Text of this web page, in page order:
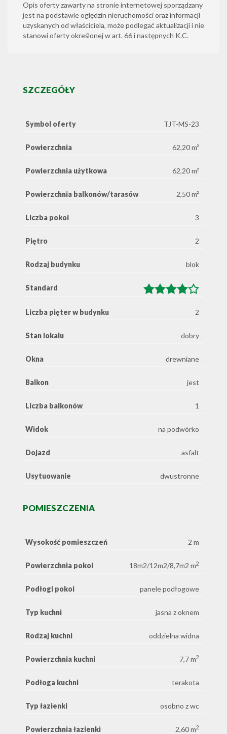
Opis oferty zawarty na stronie internetowej sporządzany
jest na podstawie oględzin nieruchomości oraz informacji
uzyskanych od właściciela, może podlegać aktualizacji i nie
stanowi oferty określonej w art. 66 i następnych K.C.
SZCZEGÓŁY
Symbol oferty TJT-MS-23
Powierzchnia 62,20 m²
Powierzchnia użytkowa 62,20 m²
Powierzchnia balkonów/tarasów 2,50 m²
Liczba pokoi 3
Piętro 2
Rodzaj budynku blok
Standard
Liczba pięter w budynku 2
Stan lokalu dobry
Okna drewniane
Balkon jest
Liczba balkonów 1
Widok na podwórko
Dojazd asfalt
Usytuowanie dwustronne
POMIESZCZENIA
Wysokość pomieszczeń 2 m
Powierzchnia pokoi 18m2/12m2/8,7m2 m2
Podłogi pokoi panele podłogowe
Typ kuchni jasna z oknem
Rodzaj kuchni oddzielna widna
Powierzchnia kuchni 7,7 m2
Podłoga kuchni terakota
Typ łazienki osobno z wc
Powierzchnia łazienki 2,60 m2